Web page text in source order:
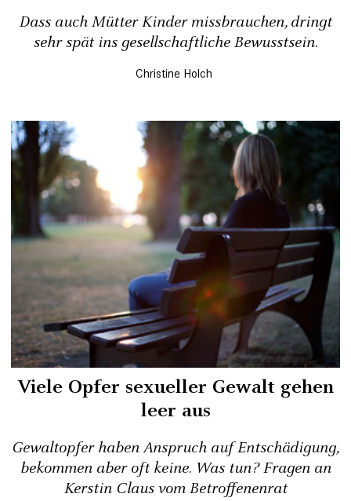
Dass auch Mütter Kinder missbrauchen, dringt
sehr spät ins gesellschaftliche Bewusstsein.
Christine Holch
Viele Opfer sexueller Gewalt gehen
leer aus
Gewaltopfer haben Anspruch auf Entschädigung,
bekommen aber oft keine. Was tun? Fragen an
Kerstin Claus vom Betroffenenrat